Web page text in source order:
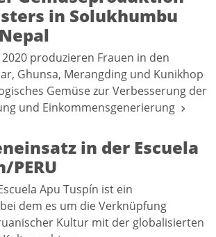
in Solukhumbu
2020 produzieren Frauen in den
Ghunsa, Merangding und Kunikhop
Gemüse zur Verbesserung der
und Einkommensgenerierung
in der Escuela
PERU
Apu Tuspín ist ein
dem es um die Verknüpfung
Kultur mit der globalisierten